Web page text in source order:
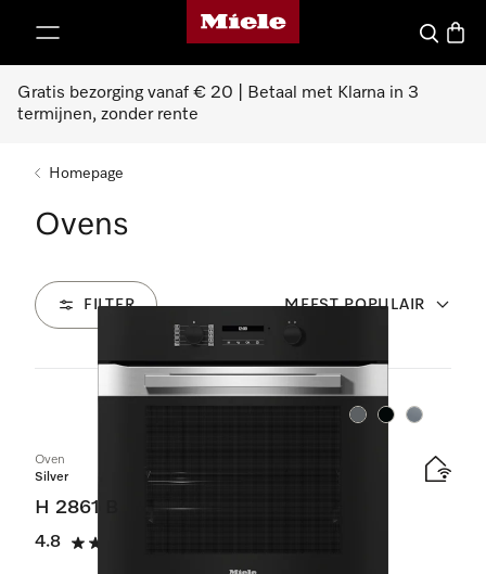
Homepage van Miele
Wat zoek
Gratis bezorging vanaf € 20 | Betaal met Klarna in 3
termijnen, zonder rente
Homepage
Ovens
FILTER MEEST POPULAIR
Producten
Kleur:Kleur:Kleur:
Oven
Silver
H 2861 B
4.8
4.8 sterren op 5